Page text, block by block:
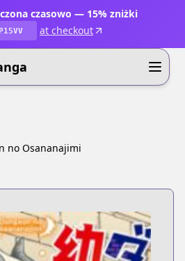
czasowo — 15% zniżki
at checkout
no Osananajimi